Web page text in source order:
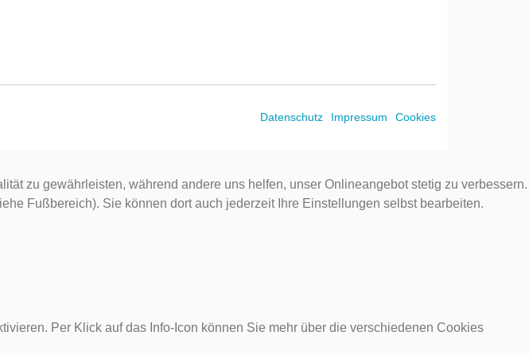
Datenschutz Impressum Cookies
zu gewährleisten, während andere uns helfen, unser Onlineangebot stetig zu verbessern.
Fußbereich). Sie können dort auch jederzeit Ihre Einstellungen selbst bearbeiten.
Per Klick auf das Info-Icon können Sie mehr über die verschiedenen Cookies